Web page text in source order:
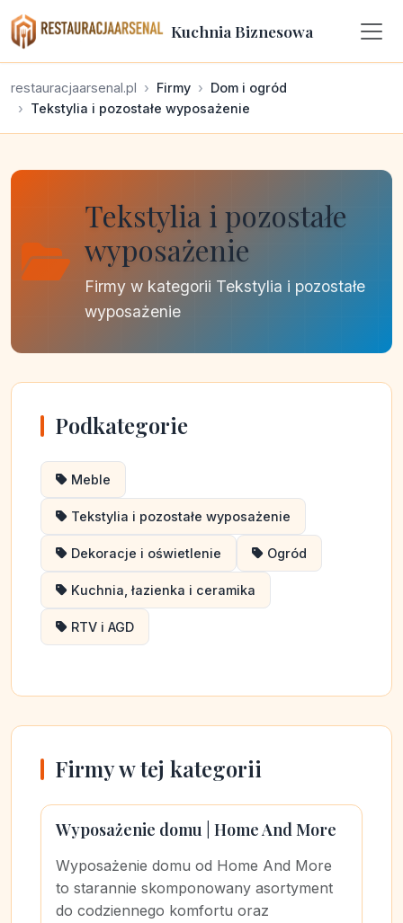
Kuchnia Biznesowa
restauracjaarsenal.pl Firmy
Dom i ogród
Tekstylia i pozostałe wyposażenie
Tekstylia i pozostałe
wyposażenie
Firmy w kategorii Tekstylia i pozostałe
wyposażenie
Podkategorie
Meble
Tekstylia i pozostałe wyposażenie
Dekoracje i oświetlenie Ogród
Kuchnia, łazienka i ceramika
RTV i AGD
Firmy w tej kategorii
Wyposażenie domu | Home And More
Wyposażenie domu od Home And More
to starannie skomponowany asortyment
do codziennego komfortu oraz